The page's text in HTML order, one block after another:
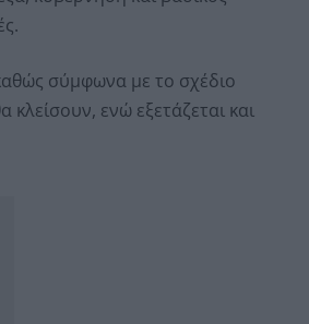
σύμφωνα με το σχέδιο
ενώ εξετάζεται και